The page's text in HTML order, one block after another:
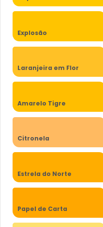
Explosão
Laranjeira em Flor
Amarelo Tigre
Citronela
Estrela do Norte
Papel de Carta